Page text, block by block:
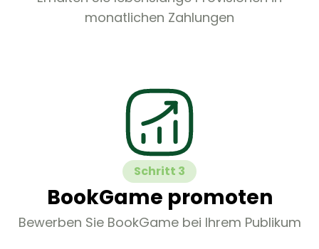
Schritt 3
BookGame promoten
Bewerben Sie BookGame bei Ihrem Publikum
monatlichen Zahlungen